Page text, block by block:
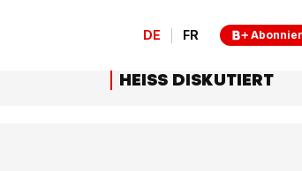
DE FR
HEISS DISKUTIERT